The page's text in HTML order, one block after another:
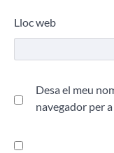
Lloc web
Desa el meu
navegador per